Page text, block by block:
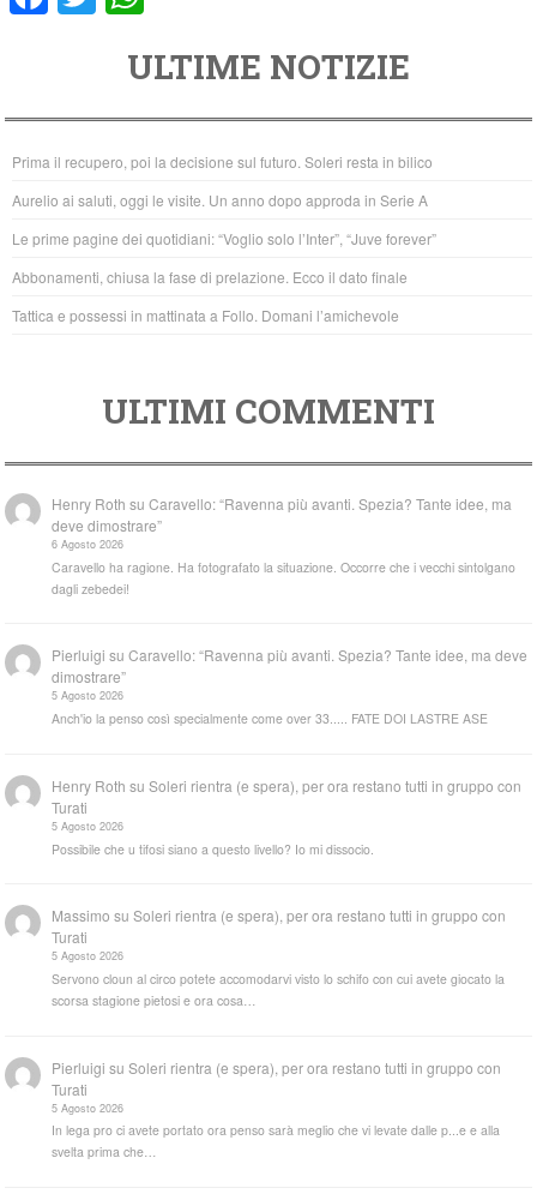
e
b
o
o
k
er
at
s
A
p
p
ULTIME NOTIZIE
Prima il recupero, poi la decisione sul futuro. Soleri resta in bilico
Aurelio ai saluti, oggi le visite. Un anno dopo approda in Serie A
Le prime pagine dei quotidiani: “Voglio solo l’Inter”, “Juve forever”
Abbonamenti, chiusa la fase di prelazione. Ecco il dato finale
Tattica e possessi in mattinata a Follo. Domani l’amichevole
ULTIMI COMMENTI
Henry Roth suCaravello: “Ravenna più avanti. Spezia? Tante idee, ma
deve dimostrare”
6 Agosto 2026
Caravello ha ragione. Ha fotografato la situazione. Occorre che i vecchi sintolgano
dagli zebedei!
Pierluigi suCaravello: “Ravenna più avanti. Spezia? Tante idee, ma deve
dimostrare”
5 Agosto 2026
Anch'io la penso così specialmente come over 33..... FATE DOI LASTRE ASE
Henry Roth suSoleri rientra (e spera), per ora restano tutti in gruppo con
Turati
5 Agosto 2026
Possibile che u tifosi siano a questo livello? Io mi dissocio.
Massimo suSoleri rientra (e spera), per ora restano tutti in gruppo con
Turati
5 Agosto 2026
Servono cloun al circo potete accomodarvi visto lo schifo con cui avete giocato la
scorsa stagione pietosi e ora cosa…
Pierluigi suSoleri rientra (e spera), per ora restano tutti in gruppo con
Turati
5 Agosto 2026
In lega pro ci avete portato ora penso sarà meglio che vi levate dalle p...e e alla
svelta prima che…